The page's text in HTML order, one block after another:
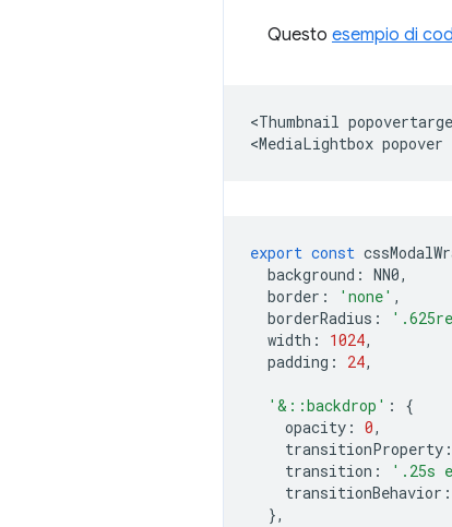
Questo esempio di
<Thumbnail
export const
background : NN0,
border : 'none' ,
borderRadius :
width : 1024,
padding : 24,
'&::backdrop' :
{
opacity : 0,
transitionProperty :
transition : '.25s
transitionBehavior :
},